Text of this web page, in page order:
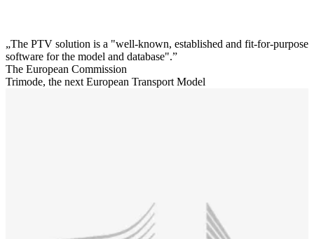
The PTV solution is a "well-known, established and fit-for-purpose
software for the model and database".
The European Commission
Trimode, the next European Transport Model